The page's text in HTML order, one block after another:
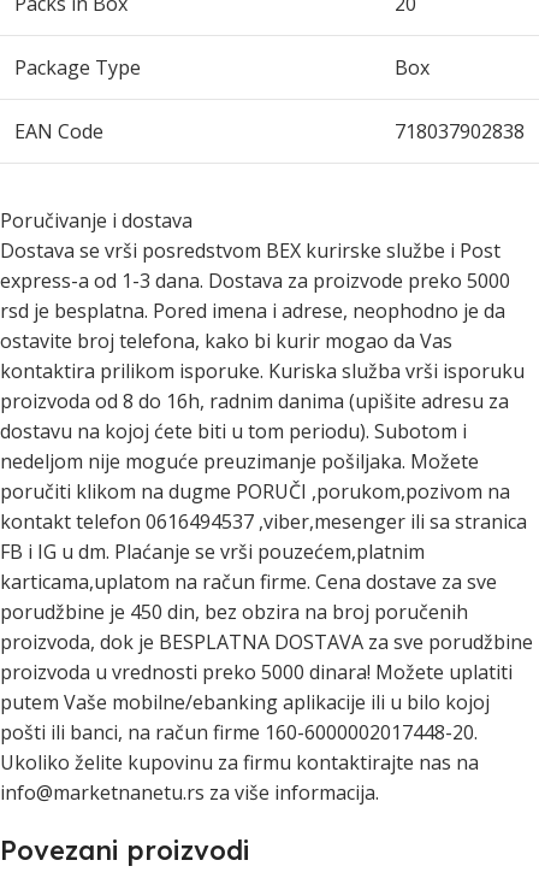
Package Type Box
EAN Code 718037902838
Poručivanje i dostava
Dostava se vrši posredstvom BEX kurirske službe i Post
express-a od 1-3 dana. Dostava za proizvode preko 5000
rsd je besplatna. Pored imena i adrese, neophodno je da
ostavite broj telefona, kako bi kurir mogao da Vas
kontaktira prilikom isporuke. Kuriska služba vrši isporuku
proizvoda od 8 do 16h, radnim danima (upišite adresu za
dostavu na kojoj ćete biti u tom periodu). Subotom i
nedeljom nije moguće preuzimanje pošiljaka. Možete
poručiti klikom na dugme PORUČI ,porukom,pozivom na
kontakt telefon 0616494537 ,viber,mesenger ili sa stranica
FB i IG u dm. Plaćanje se vrši pouzećem,platnim
karticama,uplatom na račun firme. Cena dostave za sve
porudžbine je 450 din, bez obzira na broj poručenih
proizvoda, dok je BESPLATNA DOSTAVA za sve porudžbine
proizvoda u vrednosti preko 5000 dinara! Možete uplatiti
putem Vaše mobilne/ebanking aplikacije ili u bilo kojoj
pošti ili banci, na račun firme 160-6000002017448-20.
Ukoliko želite kupovinu za firmu kontaktirajte nas na
info@marketnanetu.rs za više informacija.
Povezani proizvodi